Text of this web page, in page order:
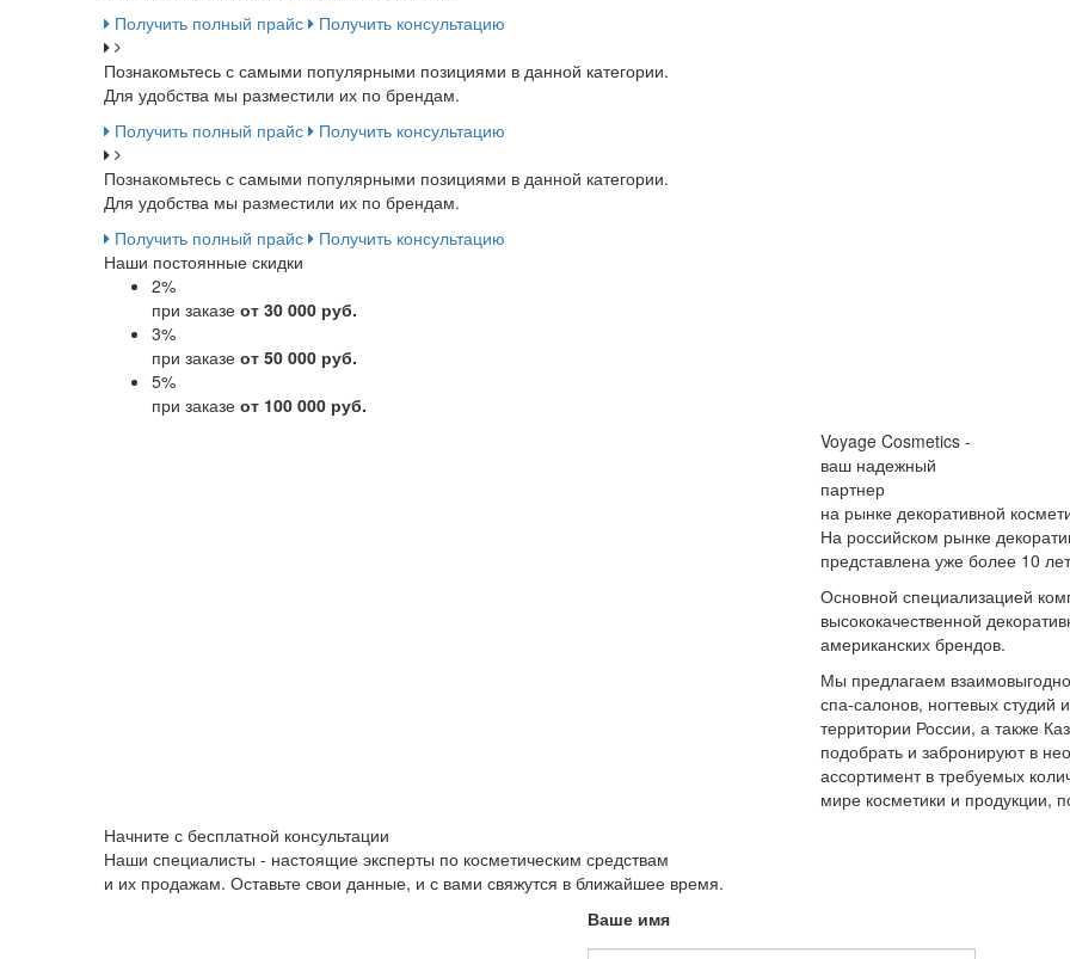
Получить полный прайс
Получить консультацию
Познакомьтесь с самыми популярными позициями в данной категории.
Для удобства мы разместили их по брендам.
Получить полный прайс
Получить консультацию
Познакомьтесь с самыми популярными позициями в данной категории.
Для удобства мы разместили их по брендам.
Получить полный прайс
Получить консультацию
Наши постоянные скидки
2%
при заказе от 30 000 руб.
3%
при заказе от 50 000 руб.
5%
при заказе от 100 000 руб.
Voyage Cosmetics -
ваш надежный
партнер
на рынке декоративной
На российском рынке
представлена уже более 10
Основной специализацией
высококачественной
американских брендов.
Мы предлагаем
спа-салонов, ногтевых студий
территории России, а также
подобрать и забронируют в
ассортимент в требуемых
мире косметики и продукции,
Начните с бесплатной консультации
Наши специалисты - настоящие эксперты по косметическим средствам
и их продажам. Оставьте свои данные, и с вами свяжутся в ближайшее время.
Ваше имя